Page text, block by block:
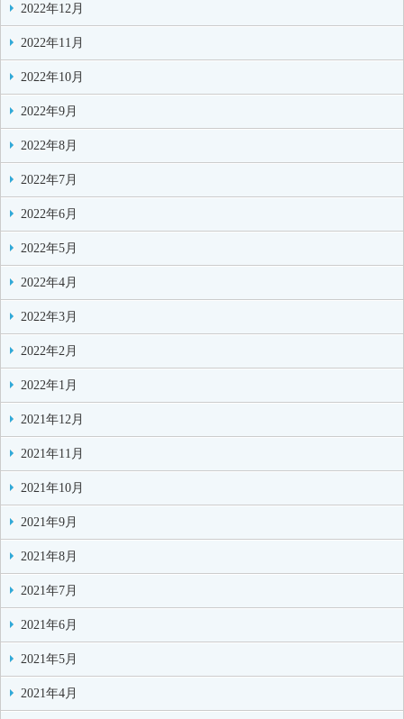
2022年12月
2022年11月
2022年10月
2022年9月
2022年8月
2022年7月
2022年6月
2022年5月
2022年4月
2022年3月
2022年2月
2022年1月
2021年12月
2021年11月
2021年10月
2021年9月
2021年8月
2021年7月
2021年6月
2021年5月
2021年4月